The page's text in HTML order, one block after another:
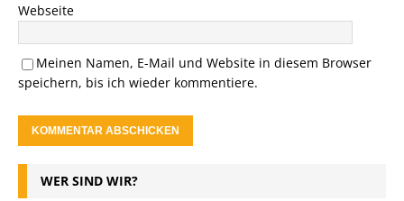
Webseite
Meinen Namen, E-Mail und Website in diesem Browser
speichern, bis ich wieder kommentiere.
WER SIND WIR?